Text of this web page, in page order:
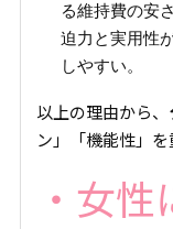
る維持費の安
迫力と実用性
しやすい。
以上の理由から、
ン」「機能性」
・女